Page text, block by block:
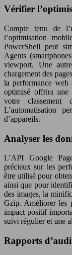
Vérifier
Compte tenu de
l’optimisation
PowerShell peut
Agents
viewport. Une
chargement des
la performance web
optimisé offrira une
votre classement
L’automatisation
d’appareils.
Analyser les
L’API Google
précieux sur les
être utilisé pour
ainsi que pour
des images, la
Gzip. Améliorer les
impact positif
suivi régulier et une
Rapports